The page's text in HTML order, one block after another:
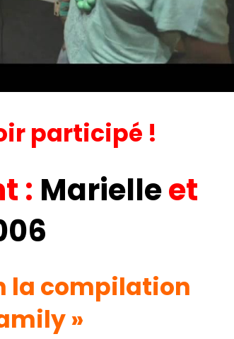
participé !
: Marielleet
la compilation
»